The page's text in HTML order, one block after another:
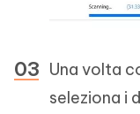
Una volta
seleziona i